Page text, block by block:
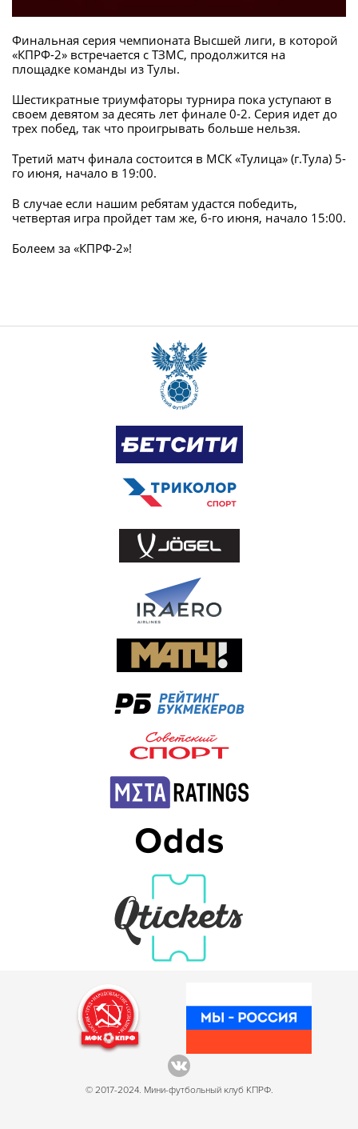
Финальная серия чемпионата Высшей лиги, в которой
«КПРФ-2» встречается с ТЗМС, продолжится на
площадке команды из Тулы.
Шестикратные триумфаторы турнира пока уступают в
своем девятом за десять лет финале 0-2. Серия идет до
трех побед, так что проигрывать больше нельзя.
Третий матч финала состоится в МСК «Тулица» (г.Тула) 5-
го июня, начало в 19:00.
В случае если нашим ребятам удастся победить,
четвертая игра пройдет там же, 6-го июня, начало 15:00.
Болеем за «КПРФ-2»!
© 2017-2024. Мини-футбольный клуб КПРФ.